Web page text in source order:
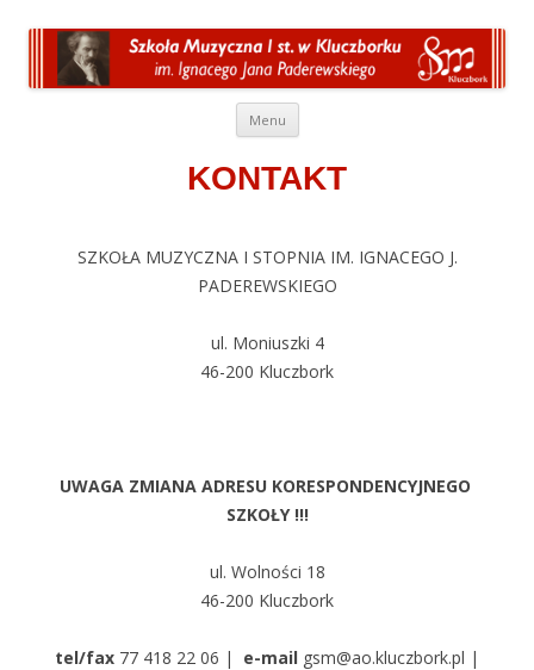
Menu Przeskocz do treści
KONTAKT
SZKOŁA MUZYCZNA I STOPNIA IM. IGNACEGO J.
PADEREWSKIEGO
ul. Moniuszki 4
46-200 Kluczbork
UWAGA ZMIANA ADRESU KORESPONDENCYJNEGO
SZKOŁY !!!
ul. Wolności 18
46-200 Kluczbork
tel/fax 77 418 22 06 | e-mail gsm@ao.kluczbork.pl |